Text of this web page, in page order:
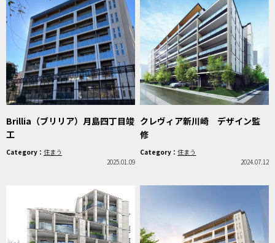
Brillia（ブリリア）月島四丁目竣
工
Category：住まう
2025.01.09
クレヴィア新川崎 デザイン監
修
Category：住まう
2024.07.12